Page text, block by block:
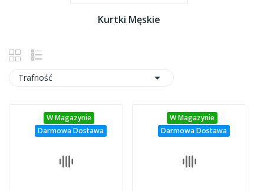
Kurtki Męskie
Trafność 
W Magazynie
Darmowa Dostawa
W Magazynie
Darmowa Dostawa